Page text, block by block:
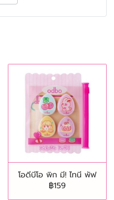
โอดีบีโอ พิก มี! ไทนี พัฟ
฿159